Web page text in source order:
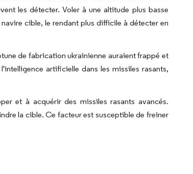
les détecter. Voler à une altitude plus basse
cible, le rendant plus difficile à détecter en
de fabrication ukrainienne auraient frappé et
artificielle dans les missiles rasants,
et à acquérir des missiles rasants avancés.
la cible. Ce facteur est susceptible de freiner